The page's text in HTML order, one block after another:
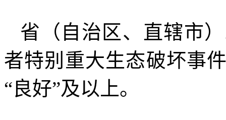
省（自治区、直辖市
者特别重大生态破坏事
“良好”及以上。